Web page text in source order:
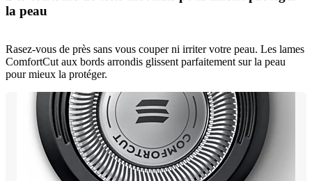
la peau
Rasez-vous de près sans vous couper ni irriter votre peau. Les lames
ComfortCut aux bords arrondis glissent parfaitement sur la peau
pour mieux la protéger.